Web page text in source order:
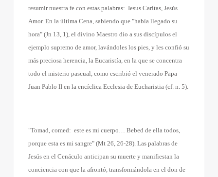
resumir nuestra fe con estas palabras: Iesus Caritas, Jesús
Amor. En la última Cena, sabiendo que "había llegado su
hora" (Jn 13, 1), el divino Maestro dio a sus discípulos el
ejemplo supremo de amor, lavándoles los pies, y les confió su
más preciosa herencia, la Eucaristía, en la que se concentra
todo el misterio pascual, como escribió el venerado Papa
Juan Pablo II en la encíclica Ecclesia de Eucharistia (cf. n. 5).
"Tomad, comed: este es mi cuerpo… Bebed de ella todos,
porque esta es mi sangre" (Mt 26, 26-28). Las palabras de
Jesús en el Cenáculo anticipan su muerte y manifiestan la
conciencia con que la afrontó, transformándola en el don de